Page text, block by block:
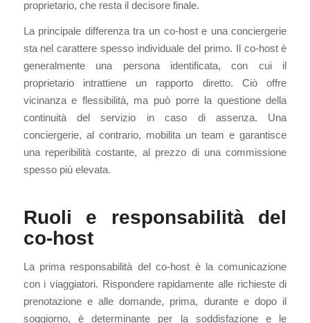
proprietario, che resta il decisore finale.
La principale differenza tra un co-host e una conciergerie
sta nel carattere spesso individuale del primo. Il co-host è
generalmente una persona identificata, con cui il
proprietario intrattiene un rapporto diretto. Ciò offre
vicinanza e flessibilità, ma può porre la questione della
continuità del servizio in caso di assenza. Una
conciergerie, al contrario, mobilita un team e garantisce
una reperibilità costante, al prezzo di una commissione
spesso più elevata.
Ruoli e responsabilità del
co-host
La prima responsabilità del co-host è la comunicazione
con i viaggiatori. Rispondere rapidamente alle richieste di
prenotazione e alle domande, prima, durante e dopo il
soggiorno, è determinante per la soddisfazione e le